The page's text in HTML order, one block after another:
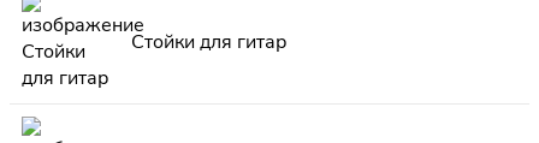
Стойки для гитар